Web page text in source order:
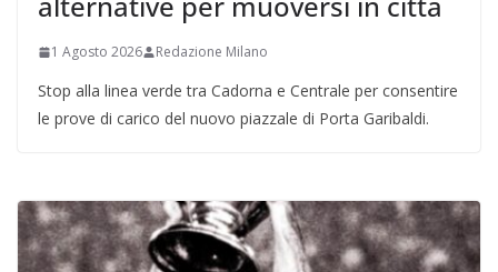
1 Agosto 2026 Redazione Milano
Stop alla linea verde tra Cadorna e Centrale per consentire
le prove di carico del nuovo piazzale di Porta Garibaldi.